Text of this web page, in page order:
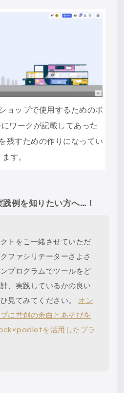
ョップで使用するためのボ
ワークが記載してあった
残すための作りになってい
ます。
践例を知りたい方へ…！
トをご一緒させていただ
ファシリテーターさよさ
プログラムでツールをど
、実践しているかの良い
見てみてください。 オン
に共創の余白とあそびを
を活用したプラ